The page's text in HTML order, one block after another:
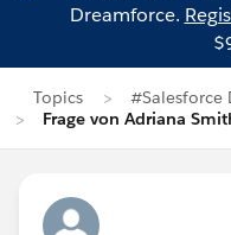
Dreamforce.
Topics
#Salesforce
Frage von Adriana